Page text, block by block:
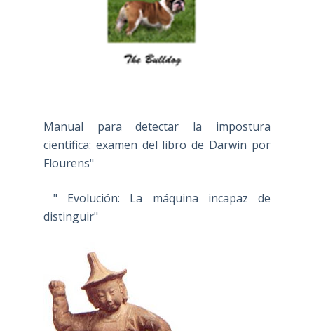
Manual para detectar la impostura
científica: examen del libro de Darwin por
Flourens"
" Evolución: La máquina incapaz de
distinguir"